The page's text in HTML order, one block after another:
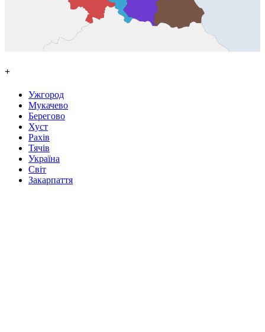
+
Ужгород
Мукачево
Берегово
Хуст
Рахів
Тячів
Україна
Світ
Закарпаття